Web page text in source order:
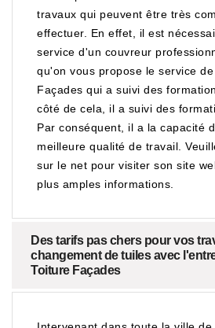
travaux qui peuvent être très
effectuer. En effet, il est
service d'un couvreur
qu'on vous propose le service
Façades qui a suivi des
côté de cela, il a suivi des
Par conséquent, il a la capacité
meilleure qualité de travail.
sur le net pour visiter son site
plus amples informations.
Des tarifs pas chers pour vos
changement de tuiles avec
Toiture Façades